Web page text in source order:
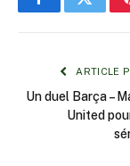
FacebookTwitter
ARTICLE
Un duel Barça –
United